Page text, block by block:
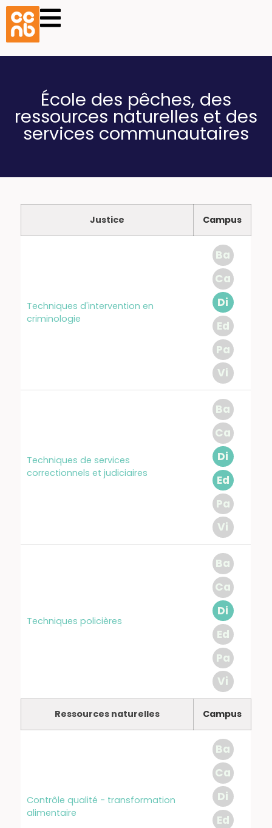
École des pêches, des
ressources naturelles et des
services communautaires
Justice Campus
Techniques d'intervention en
criminologie
Ba
Ca
Di
Ed
Pa
Vi
Techniques de services
correctionnels et judiciaires
Ba
Ca
Di
Ed
Pa
Vi
Techniques policières
Ba
Ca
Di
Ed
Pa
Vi
Ressources naturelles Campus
Contrôle qualité - transformation
alimentaire
Ba
Ca
Di
Ed